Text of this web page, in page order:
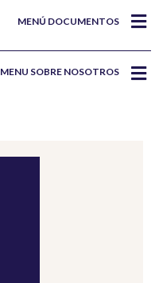
MENÚ DOCUMENTOS
MENU SOBRE NOSOTROS